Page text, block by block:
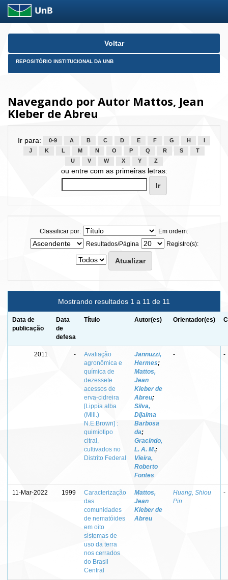
Skip
Voltar
REPOSITÓRIO INSTITUCIONAL DA UNB
Navegando por Autor Mattos, Jean
Kleber de Abreu
Ir para: 0-9 A B C D E F G H
J
K L M N O P Q R S
T
U
V W X Y Z
ou entre com as primeiras letras:
Classificar por:
Em ordem:
Resultados/Página
Registro(s):
Mostrando resultados 1 a 11 de 11
Data de
publicação
Data
de
defesa
Título Autor(es) Orientador(es)
2011 -
Avaliação
agronômica e
química de
dezessete
acessos de
erva-cidreira
[Lippia alba
(Mill.)
N.E.Brown] :
quimiotipo
citral,
cultivados no
Distrito Federal
Jannuzzi,
Hermes;
Mattos,
Jean
Kleber de
Abreu;
Silva,
Dijalma
Barbosa
da;
Gracindo,
L. A. M.;
Vieira,
Roberto
Fontes
- -
11-Mar-2022 1999
Caracterização
das
comunidades
de nematóides
em oito
sistemas de
uso da terra
nos cerrados
do Brasil
Central
Mattos,
Jean
Kleber de
Abreu
Huang, Shiou
Pin
-